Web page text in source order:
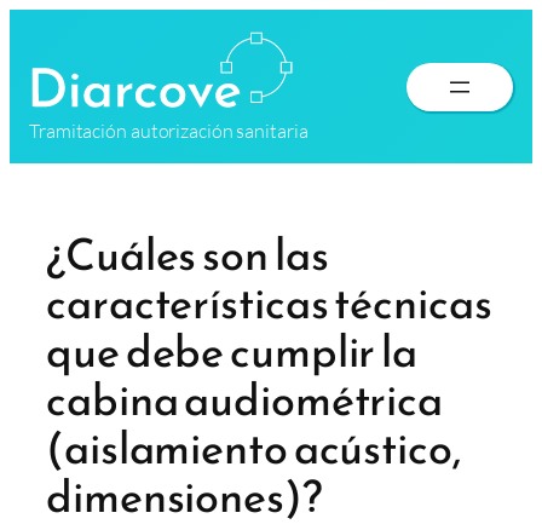
contenido
Tramitación autorización sanitaria
¿Cuáles son las
características técnicas
que debe cumplir la
cabina audiométrica
(aislamiento acústico,
dimensiones)?